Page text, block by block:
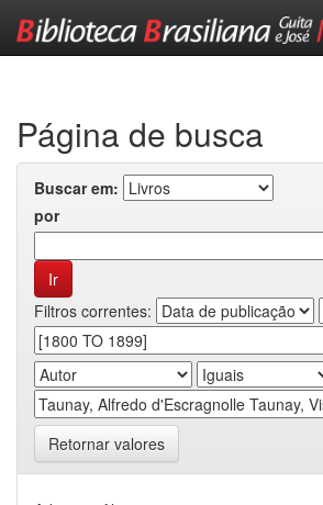
Página de busca
Buscar em:
por
Filtros correntes:
Retornar valores